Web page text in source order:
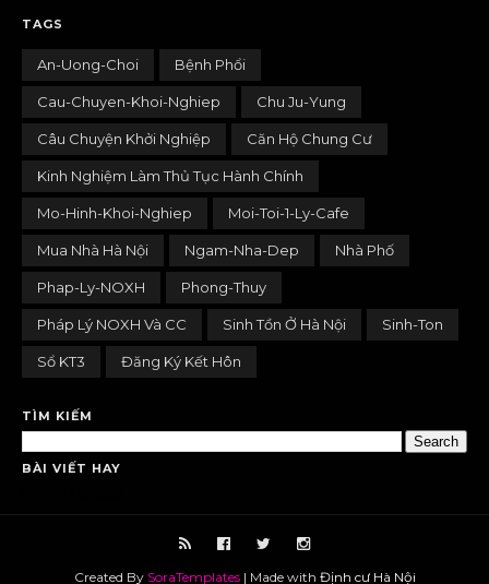
TAGS
An-Uong-Choi Bệnh Phổi
Cau-Chuyen-Khoi-Nghiep Chu Ju-Yung
Câu Chuyện Khởi Nghiệp Căn Hộ Chung Cư
Kinh Nghiệm Làm Thủ Tục Hành Chính
Mo-Hinh-Khoi-Nghiep Moi-Toi-1-Ly-Cafe
Mua Nhà Hà Nội Ngam-Nha-Dep Nhà Phố
Phap-Ly-NOXH Phong-Thuy
Pháp Lý NOXH Và CC Sinh Tồn Ở Hà Nội Sinh-Ton
Sổ KT3 Đăng Ký Kết Hôn
TÌM KIẾM
BÀI VIẾT HAY
Created By SoraTemplates| Made with Định cư Hà Nội